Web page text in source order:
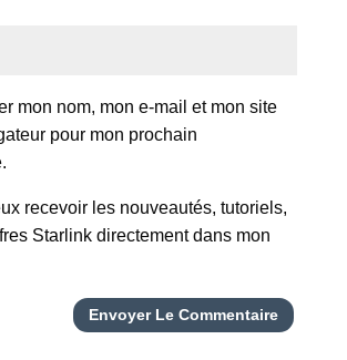
mon nom, mon e-mail et mon site
pour mon prochain
recevoir les nouveautés, tutoriels,
Starlink directement dans mon